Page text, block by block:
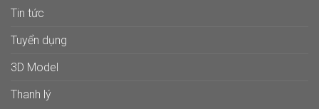
Tin tức
Tuyển dụng
3D Model
Thanh lý